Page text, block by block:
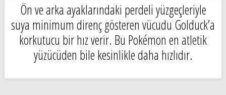
Ön ve arka ayaklarındaki perdeli yüzgeçleriyle
suya minimum direnç gösteren vücudu Golduck’a
korkutucu bir hız verir. Bu Pokémon en atletik
yüzücüden bile kesinlikle daha hızlıdır.